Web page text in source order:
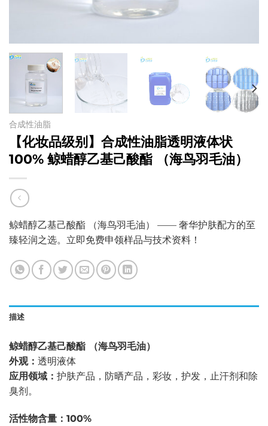
合成性油脂
【化妆品级别】合成性油脂透明液体状
100% 鲸蜡醇乙基己酸酯 （海鸟羽毛油）
鲸蜡醇乙基己酸酯 （海鸟羽毛油） —— 奢华护肤配方的至
臻轻润之选。立即免费申领样品与技术资料！
描述
鲸蜡醇乙基己酸酯 （海鸟羽毛油）
外观： 透明液体
应用领域： 护肤产品，防晒产品，彩妆，护发，止汗剂和除
臭剂。
活性物含量：100%